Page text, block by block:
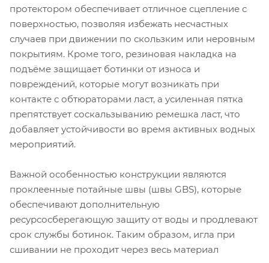
протектором обеспечивает отличное сцепление с
поверхностью, позволяя избежать несчастных
случаев при движении по скользким или неровным
покрытиям. Кроме того, резиновая накладка на
подъёме защищает ботинки от износа и
повреждений, которые могут возникать при
контакте с обтюраторами ласт, а усиленная пятка
препятствует соскальзыванию ремешка ласт, что
добавляет устойчивости во время активных водных
мероприятий.
Важной особенностью конструкции являются
проклеенные потайные швы (швы GBS), которые
обеспечивают дополнительную
ресурсосберегающую защиту от воды и продлевают
срок службы ботинок. Таким образом, игла при
сшивании не проходит через весь материал